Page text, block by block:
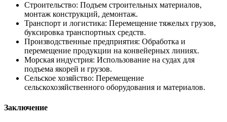
Строительство: Подъем строительных материалов,
монтаж конструкций, демонтаж.
Транспорт и логистика: Перемещение тяжелых грузов,
буксировка транспортных средств.
Производственные предприятия: Обработка и
перемещение продукции на конвейерных линиях.
Морская индустрия: Использование на судах для
подъема якорей и грузов.
Сельское хозяйство: Перемещение
сельскохозяйственного оборудования и материалов.
Заключение